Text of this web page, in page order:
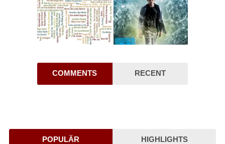
COMMENTS RECENT
POPULÄR HIGHLIGHTS